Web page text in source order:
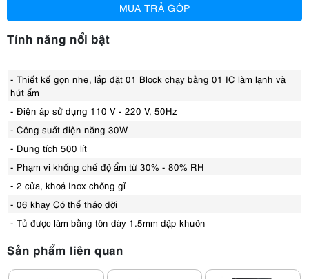
MUA TRẢ GÓP
Tính năng nổi bật
- Thiết kế gọn nhẹ, lắp đặt 01 Block chạy bằng 01 IC làm lạnh và
hút ẩm
- Điện áp sử dụng 110 V - 220 V, 50Hz
- Công suất điện năng 30W
- Dung tích 500 lít
- Phạm vi khống chế độ ẩm từ 30% - 80% RH
- 2 cửa, khoá Inox chống gỉ
- 06 khay Có thể tháo dời
- Tủ được làm bằng tôn dày 1.5mm dập khuôn
Sản phẩm liên quan